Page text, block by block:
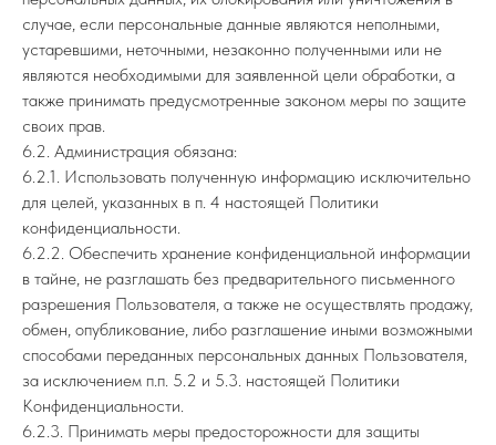
случае, если персональные данные являются неполными,
устаревшими, неточными, незаконно полученными или не
являются необходимыми для заявленной цели обработки, а
также принимать предусмотренные законом меры по защите
своих прав.
6.2. Администрация обязана:
6.2.1. Использовать полученную информацию исключительно
для целей, указанных в п. 4 настоящей Политики
конфиденциальности.
6.2.2. Обеспечить хранение конфиденциальной информации
в тайне, не разглашать без предварительного письменного
разрешения Пользователя, а также не осуществлять продажу,
обмен, опубликование, либо разглашение иными возможными
способами переданных персональных данных Пользователя,
за исключением п.п. 5.2 и 5.3. настоящей Политики
Конфиденциальности.
6.2.3. Принимать меры предосторожности для защиты